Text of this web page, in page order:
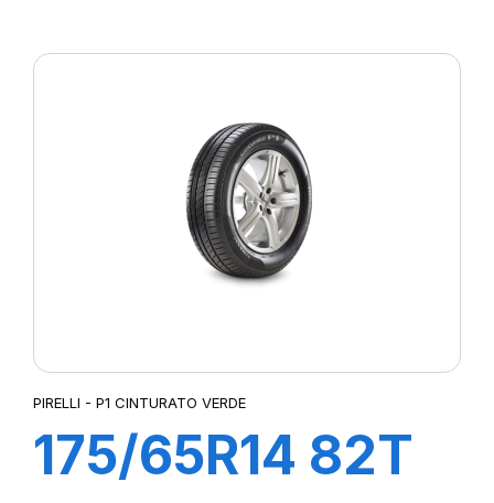
PIRELLI - P1 CINTURATO VERDE
175/65R14 82T